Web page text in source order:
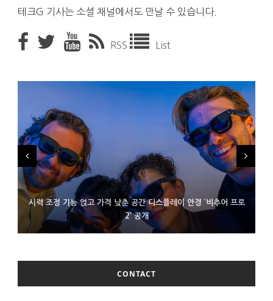
테크G 기사는 소셜 채널에서도 만날 수 있습니다.
RSS List
시력 조정 기능 얹고 가격 낮춘 공간 디스플레이 안경 ‘비추어 프로
2’ 공개
D램 부족에 10억달러어치 아이폰18 프로세서 패키징 대기 중
300~400달러 반지형 스피커 준비하는 오픈AI
CONTACT